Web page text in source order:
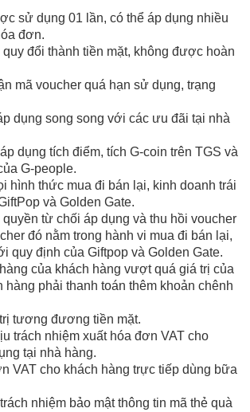
sử dụng 01 lần, có thể áp dụng nhiều
đơn.
quy đổi thành tiền mặt, không được hoàn
mã voucher quá hạn sử dụng, trạng
dụng song song với các ưu đãi tại nhà
dụng tích điểm, tích G-coin trên TGS và
G-people.
hình thức mua đi bán lại, kinh doanh trái
và Golden Gate.
quyền từ chối áp dụng và thu hồi voucher
đó nằm trong hành vi mua đi bán lại,
quy định của Giftpop và Golden Gate.
của khách hàng vượt quá giá trị của
hàng phải thanh toán thêm khoản chênh
tương đương tiền mặt.
trách nhiệm xuất hóa đơn VAT cho
tại nhà hàng.
VAT cho khách hàng trực tiếp dùng bữa
nhiệm bảo mật thông tin mã thẻ quà